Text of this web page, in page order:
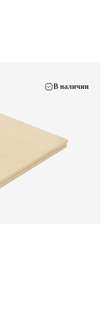
В наличии